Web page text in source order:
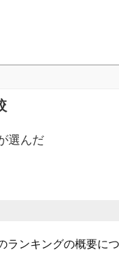
選んだ
ランキングの概要に